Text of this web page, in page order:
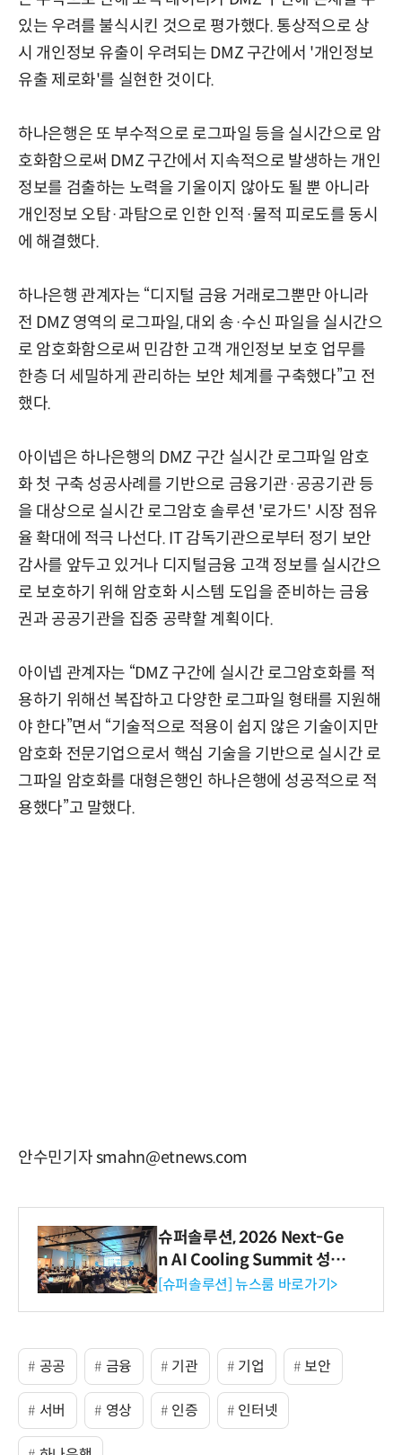
있는 우려를 불식시킨 것으로 평가했다. 통상적으로 상
시 개인정보 유출이 우려되는 DMZ 구간에서 '개인정보
유출 제로화'를 실현한 것이다.
하나은행은 또 부수적으로 로그파일 등을 실시간으로 암
호화함으로써 DMZ 구간에서 지속적으로 발생하는 개인
정보를 검출하는 노력을 기울이지 않아도 될 뿐 아니라
개인정보 오탐·과탐으로 인한 인적·물적 피로도를 동시
에 해결했다.
하나은행 관계자는 “디지털 금융 거래로그뿐만 아니라
전 DMZ 영역의 로그파일, 대외 송·수신 파일을 실시간으
로 암호화함으로써 민감한 고객 개인정보 보호 업무를
한층 더 세밀하게 관리하는 보안 체계를 구축했다”고 전
했다.
아이넵은 하나은행의 DMZ 구간 실시간 로그파일 암호
화 첫 구축 성공사례를 기반으로 금융기관·공공기관 등
을 대상으로 실시간 로그암호 솔루션 '로가드' 시장 점유
율 확대에 적극 나선다. IT 감독기관으로부터 정기 보안
감사를 앞두고 있거나 디지털금융 고객 정보를 실시간으
로 보호하기 위해 암호화 시스템 도입을 준비하는 금융
권과 공공기관을 집중 공략할 계획이다.
아이넵 관계자는 “DMZ 구간에 실시간 로그암호화를 적
용하기 위해선 복잡하고 다양한 로그파일 형태를 지원해
야 한다”면서 “기술적으로 적용이 쉽지 않은 기술이지만
암호화 전문기업으로서 핵심 기술을 기반으로 실시간 로
그파일 암호화를 대형은행인 하나은행에 성공적으로 적
용했다”고 말했다.
안수민기자 smahn@etnews.com
슈퍼솔루션, 2026 Next-Ge
n AI Cooling Summit 성황
리 성료
[슈퍼솔루션] 뉴스룸 바로가기>
공공 금융 기관 기업 보안
서버 영상 인증 인터넷